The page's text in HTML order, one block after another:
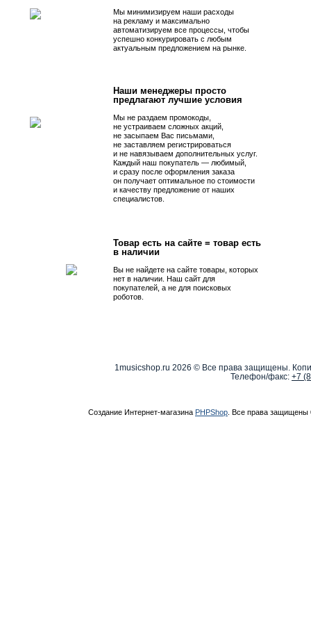
Мы минимизируем наши расходы
на рекламу и максимально
автоматизируем все процессы, чтобы
успешно конкурировать с любым
актуальным предложением на рынке.
Наши менеджеры просто
предлагают лучшие условия
Мы не раздаем промокоды,
не устраиваем сложных акций,
не засыпаем Вас письмами,
не заставляем регистрироваться
и не навязываем дополнительных услуг.
Каждый наш покупатель — любимый,
и сразу после оформления заказа
он получает оптимальное по стоимости
и качеству предложение от наших
специалистов.
Товар есть на сайте = товар есть
в наличии
Вы не найдете на сайте товары, которых
нет в наличии. Наш сайт для
покупателей, а не для поисковых
роботов.
1musicshop.ru 2026 © Все права защищены.
Телефон/факс: +7
Создание Интернет-магазина PHPShop . Все права защищены